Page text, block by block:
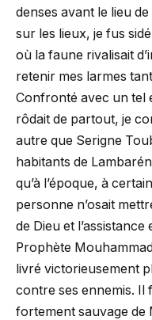
denses avant le lieu
sur les lieux, je fus
où la faune rivalisait
retenir mes larmes
Confronté avec un tel
rôdait de partout, je
autre que Serigne
habitants de
qu’à l’époque, à
personne n’osait
de Dieu et
Prophète
livré victorieusement
contre ses ennemis. Il
fortement sauvage de